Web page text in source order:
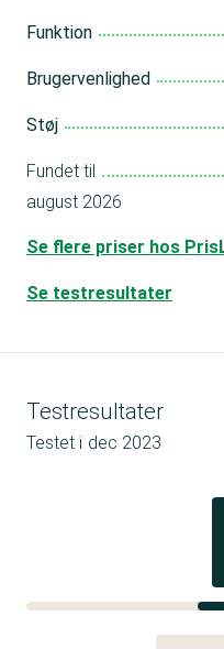
Funktion
Brugervenlighed
Støj
Fundet til
august 2026
Se flere priser hos
Se testresultater
Testresultater
Testet i dec 2023